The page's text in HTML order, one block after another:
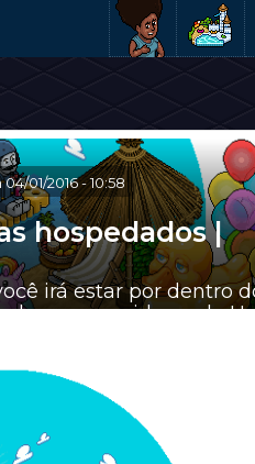
04/01/2016-10:58
hospedados |
irá estar por dentro
nos servidores do